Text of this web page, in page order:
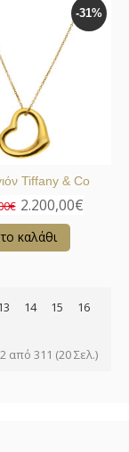
-31%
Tiffany & Co
2.200,00€
καλάθι
14 15
16
από 311 (20 Σελ.)